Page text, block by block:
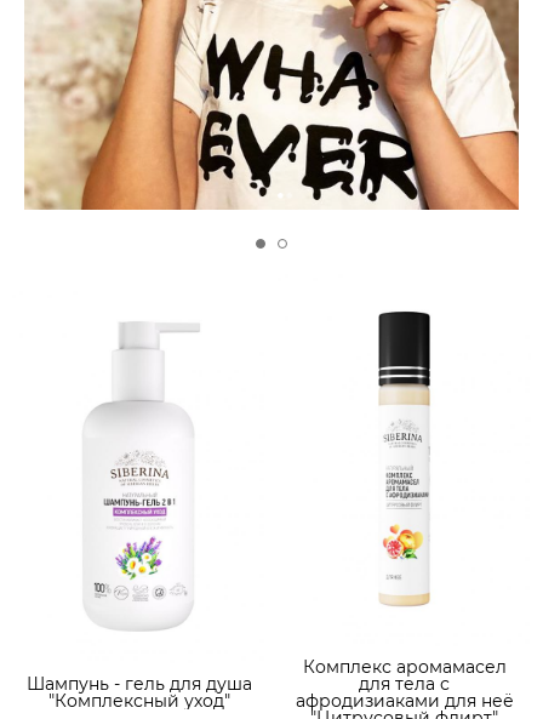
Шампунь - гель для душа
"Комплексный уход"
Комплекс аромамасел
для тела с
афродизиаками для неё